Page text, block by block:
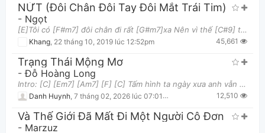
Thông tin chung
NỨT (Đôi Chân Đôi Tay Đôi Mắt Trái Tim)
- Ngọt
[E]Tôi có [F#m7] đôi chân đi rất [G#m7]xa Nên vì thế [C#9] tôi hay nhớ [A]nhà Và tôi [Am]đã biế
Khang, 22 tháng 10, 2019 lúc 12:52pm 45,661
Trạng Thái Mộng Mơ
-Đỗ Hoàng Long
Intro: [C] [Em7] [Am7] [F] [C] Tấm hình ta ngày xưa anh vẫn [Em7] giữ Lâu ngày không gặp em khoẻ
Danh Huynh, 7 tháng 02, 2026 lúc 07:01pm 12,510
Và Thế Giới Đã Mất Đi Một Người Cô Đơn
- Marzuz